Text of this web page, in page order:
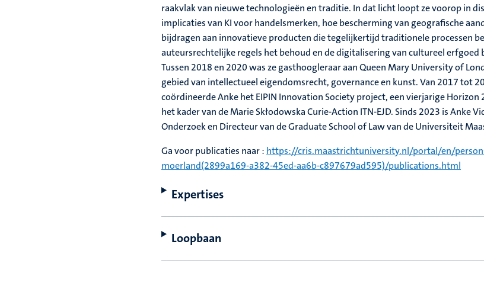
raakvlak van nieuwe technologieën en traditie. In dat licht loopt ze voorop in
implicaties van KI voor handelsmerken, hoe bescherming van geografische
bijdragen aan innovatieve producten die tegelijkertijd traditionele processen
auteursrechtelijke regels het behoud en de digitalisering van cultureel erfgoed
Tussen 2018 en 2020 was ze gasthoogleraar aan Queen Mary University of
gebied van intellectueel eigendomsrecht, governance en kunst. Van 2017 tot
coördineerde Anke het EIPIN Innovation Society project, een vierjarige Horizon
het kader van de Marie Skłodowska Curie-Action ITN-EJD. Sinds 2023 is Anke
Onderzoek en Directeur van de Graduate School of Law van de Universiteit
Ga voor publicaties naar : https://cris.maastrichtuniversity.nl/portal/en/
moerland(2899a169-a382-45ed-aa6b-c897679ad595)/publications.html
Expertises
Loopbaan